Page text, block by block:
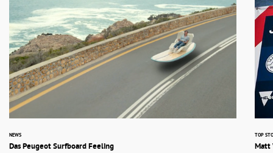
NEWS
Das Peugeot Surfboard Feeling
TOP
Matt